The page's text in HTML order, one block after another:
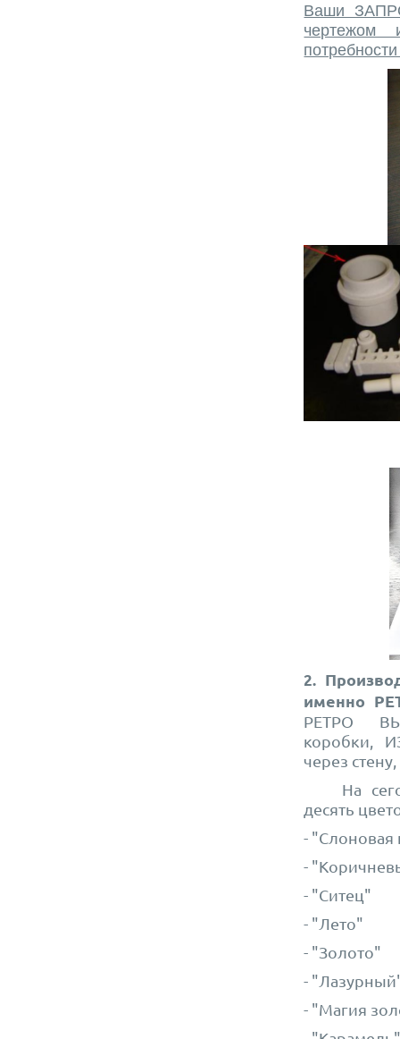
Ваши
чертежом
2.
именно
РЕТРО
коробки,
через
На
десять
- "Слоновая
-
- "Ситец"
- "Лето"
- "Золото"
-
- "Магия